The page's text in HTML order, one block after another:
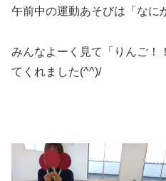
午前中の運動あそびは「な
みんなよーく見て「りんご！
てくれました(^^)/